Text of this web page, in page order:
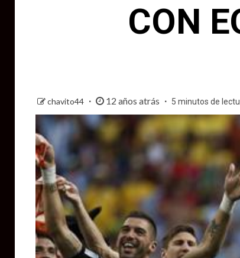
CON
chavito44 12 años atrás 5 minutos de